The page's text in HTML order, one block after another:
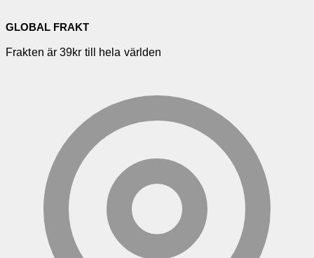
GLOBAL FRAKT
Frakten är 39kr till hela världen